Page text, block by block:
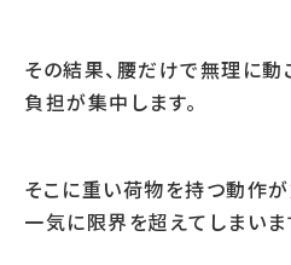
その結果、腰だけで無理に動
負担が集中します。
そこに重い荷物を持つ動作が
一気に限界を超えてしまいま